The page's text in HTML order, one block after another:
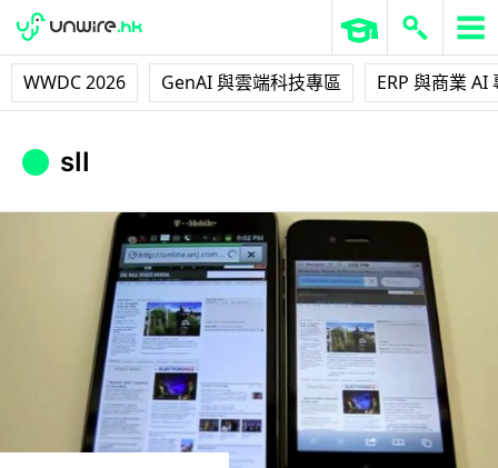
WWDC 2026 GenAI 與雲端科技專區 ERP 與商業 AI
sII